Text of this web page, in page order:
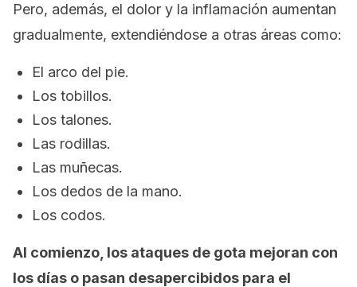
Pero, además, el dolor y la inflamación aumentan
gradualmente, extendiéndose a otras áreas como:
El arco del pie.
Los tobillos.
Los talones.
Las rodillas.
Las muñecas.
Los dedos de la mano.
Los codos.
Al comienzo, los ataques de gota mejoran con
los días o pasan desapercibidos para el